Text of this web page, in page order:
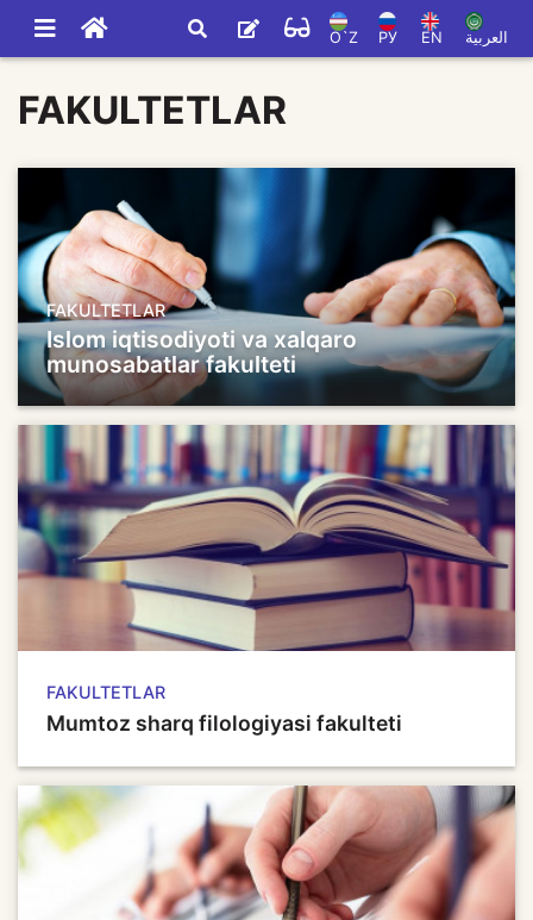
O`Z РУ EN العربية
FAKULTETLAR
FAKULTETLAR
Islom iqtisodiyoti va xalqaro
munosabatlar fakulteti
FAKULTETLAR
Mumtoz sharq filologiyasi fakulteti